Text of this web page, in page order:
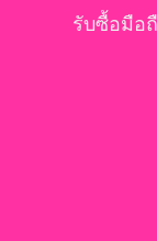
รับซื้อมือ